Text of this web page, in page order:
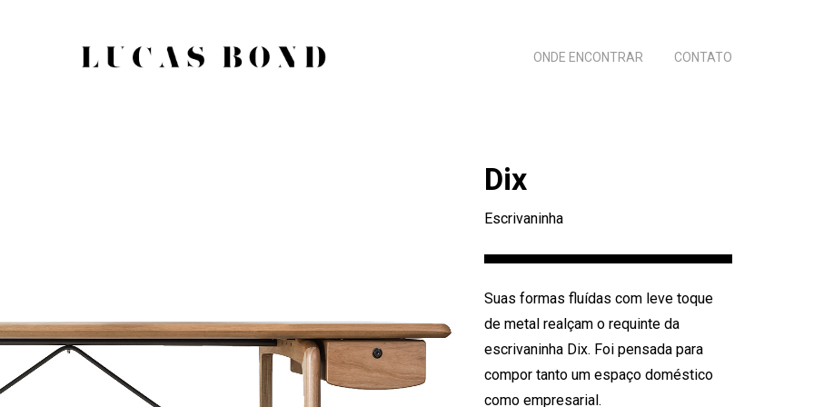
ONDE ENCONTRAR CONTATO
Dix
Escrivaninha
Suas formas fluídas com leve toque
de metal realçam o requinte da
escrivaninha Dix. Foi pensada para
compor tanto um espaço doméstico
como empresarial.